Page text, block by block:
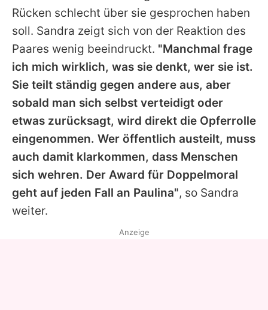
Rücken schlecht über sie gesprochen haben
soll. Sandra zeigt sich von der Reaktion des
Paares wenig beeindruckt. "Manchmal frage
ich mich wirklich, was sie denkt, wer sie ist.
Sie teilt ständig gegen andere aus, aber
sobald man sich selbst verteidigt oder
etwas zurücksagt, wird direkt die Opferrolle
eingenommen. Wer öffentlich austeilt, muss
auch damit klarkommen, dass Menschen
sich wehren. Der Award für Doppelmoral
geht auf jeden Fall an Paulina", so Sandra
weiter.
Anzeige